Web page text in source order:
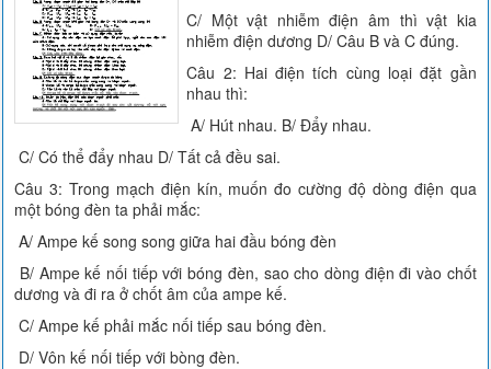
C/ Một vật nhiễm điện âm thì vật kia
nhiễm điện dương D/ Câu B và C đúng.
Câu 2: Hai điện tích cùng loại đặt gần
nhau thì:
A/ Hút nhau. B/ Đẩy nhau.
C/ Có thể đẩy nhau D/ Tất cả đều sai.
Câu 3: Trong mạch điện kín, muốn đo cường độ dòng điện qua
một bóng đèn ta phải mắc:
A/ Ampe kế song song giữa hai đầu bóng đèn
B/ Ampe kế nối tiếp với bóng đèn, sao cho dòng điện đi vào chốt
dương và đi ra ở chốt âm của ampe kế.
C/ Ampe kế phải mắc nối tiếp sau bóng đèn.
D/ Vôn kế nối tiếp với bòng đèn.